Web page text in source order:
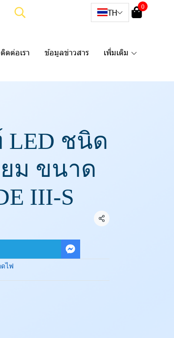
TH
0
ติดต่อเรา ข้อมูลข่าวสาร เพิ่มเติม
LED ชนิด
ม ขนาด
III-S
แชร์
ไฟ